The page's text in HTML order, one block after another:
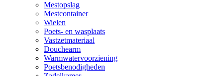
Mestopslag
Mestcontainer
Wielen
Poets- en wasplaats
Vastzetmateriaal
Douchearm
Warmwatervoorziening
Poetsbenodigheden